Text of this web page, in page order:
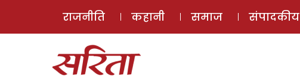
राजनीति कहानी समाज संपादकीय